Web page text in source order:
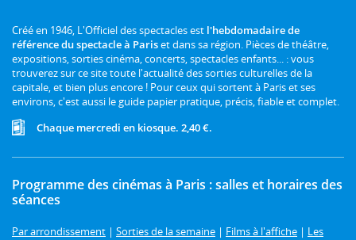
Créé en 1946, L'Officiel des spectacles est l'hebdomadaire de
référence du spectacle à Pariset dans sa région. Pièces de théâtre,
expositions, sorties cinéma, concerts, spectacles enfants... : vous
trouverez sur ce site toute l'actualité des sorties culturelles de la
capitale, et bien plus encore ! Pour ceux qui sortent à Paris et ses
environs, c'est aussi le guide papier pratique, précis, fiable et complet.
Chaque mercredi en kiosque. 2,40 €.
Programme des cinémas à Paris : salles et horaires des
séances
Par arrondissement | Sorties de la semaine | Films à l'affiche | Les